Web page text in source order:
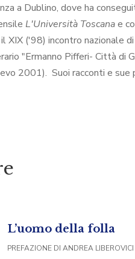
a Dublino, dove ha
L'Università Toscanae
XIX ('98) incontro nazionale
"Ermanno Pifferi- Città
2001). Suoi racconti e
L’uomo della folla
PREFAZIONE DI ANDREA LIBEROVICI